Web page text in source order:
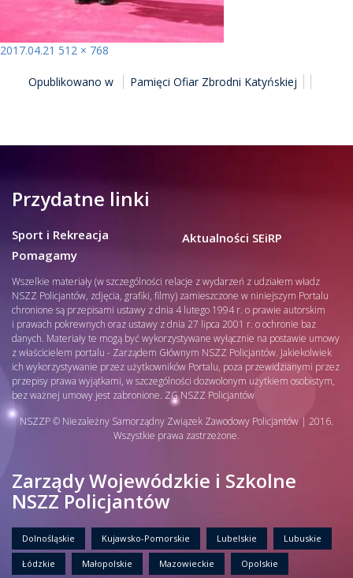
Opublikowano
2017.04.21 Pełny
512 × 768
WPISUOpublikowano w Pamięci Ofiar Zbrodni Katyńskiej
Przydatne linki
Sport i Rekreacja
Pomagamy
Aktualności SEiRP
Wszelkie materiały (w szczególności relacje z wydarzeń z udziałem władz
NSZZ Policjantów, zdjęcia, grafiki, filmy) zamieszczone w niniejszym Portalu
chronione są przepisami ustawy z dnia 4 lutego 1994 r. o prawie autorskim
i prawach pokrewnych oraz ustawy z dnia 27 lipca 2001 r. o ochronie baz
danych. Materiały te mogą być wykorzystywane wyłącznie na postawie umowy
z właścicielem portalu - Zarządem Głównym NSZZ Policjantów. Jakiekolwiek
ich wykorzystywanie przez użytkowników Portalu, poza przewidzianymi przez
przepisy prawa wyjątkami, w szczególności dozwolonym użytkiem osobistym,
bez ważnej umowy jest zabronione. ZG NSZZ Policjantów
NSZZP © Niezależny Samorządny Związek Zawodowy Policjantów | 2016.
Wszystkie prawa zastrzeżone.
Zarządy Wojewódzkie i Szkolne
NSZZ Policjantów
Dolnośląskie Kujawsko-Pomorskie Lubelskie Lubuskie
Łódzkie Małopolskie Mazowieckie Opolskie